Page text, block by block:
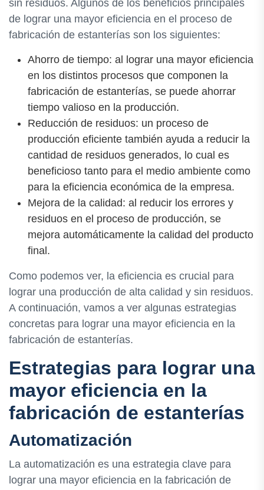
sin residuos. Algunos de los beneficios principales
de lograr una mayor eficiencia en el proceso de
fabricación de estanterías son los siguientes:
Ahorro de tiempo: al lograr una mayor eficiencia
en los distintos procesos que componen la
fabricación de estanterías, se puede ahorrar
tiempo valioso en la producción.
Reducción de residuos: un proceso de
producción eficiente también ayuda a reducir la
cantidad de residuos generados, lo cual es
beneficioso tanto para el medio ambiente como
para la eficiencia económica de la empresa.
Mejora de la calidad: al reducir los errores y
residuos en el proceso de producción, se
mejora automáticamente la calidad del producto
final.
Como podemos ver, la eficiencia es crucial para
lograr una producción de alta calidad y sin residuos.
A continuación, vamos a ver algunas estrategias
concretas para lograr una mayor eficiencia en la
fabricación de estanterías.
Estrategias para lograr una
mayor eficiencia en la
fabricación de estanterías
Automatización
La automatización es una estrategia clave para
lograr una mayor eficiencia en la fabricación de